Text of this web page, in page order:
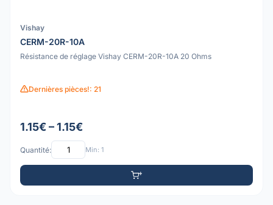
Vishay
CERM-20R-10A
Résistance de réglage Vishay CERM-20R-10A 20 Ohms
Dernières pièces!: 21
1.15€ – 1.15€
Quantité: Min: 1